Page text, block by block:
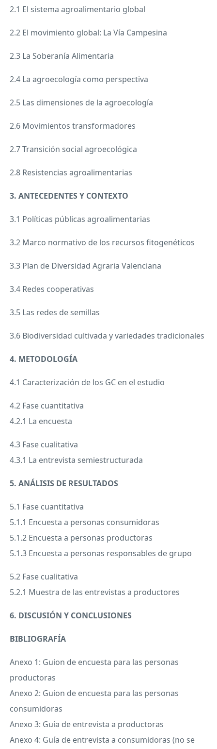
2.1 El sistema agroalimentario global
2.2 El movimiento global: La Vía Campesina
2.3 La Soberanía Alimentaria
2.4 La agroecología como perspectiva
2.5 Las dimensiones de la agroecología
2.6 Movimientos transformadores
2.7 Transición social agroecológica
2.8 Resistencias agroalimentarias
3. ANTECEDENTESY CONTEXTO
3.1 Políticas públicas agroalimentarias
3.2 Marco normativo de los recursos fitogenéticos
3.3 Plan de Diversidad Agraria Valenciana
3.4 Redes cooperativas
3.5 Las redes de semillas
3.6 Biodiversidad cultivada y variedades tradicionales
4. METODOLOGÍA
4.1 Caracterización de los GC en el estudio
4.2 Fase cuantitativa
4.2.1 La encuesta
4.3 Fase cualitativa
4.3.1 La entrevista semiestructurada
5. ANÁLISIS DE RESULTADOS
5.1 Fase cuantitativa
5.1.1 Encuesta a personas consumidoras
5.1.2 Encuesta a personas productoras
5.1.3 Encuesta a personas responsables de grupo
5.2 Fase cualitativa
5.2.1 Muestra de las entrevistas a productores
6. DISCUSIÓN Y CONCLUSIONES
BIBLIOGRAFÍA
Anexo 1: Guion de encuesta para las personas
productoras
Anexo 2: Guion de encuesta para las personas
consumidoras
Anexo 3: Guía de entrevista a productoras
Anexo 4: Guía de entrevista a consumidoras (no se